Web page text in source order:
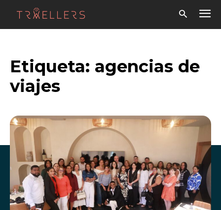
Etiqueta: agencias de
viajes